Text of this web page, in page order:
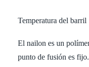
Temperatura del barril
El nailon es un
punto de fusión es fijo.